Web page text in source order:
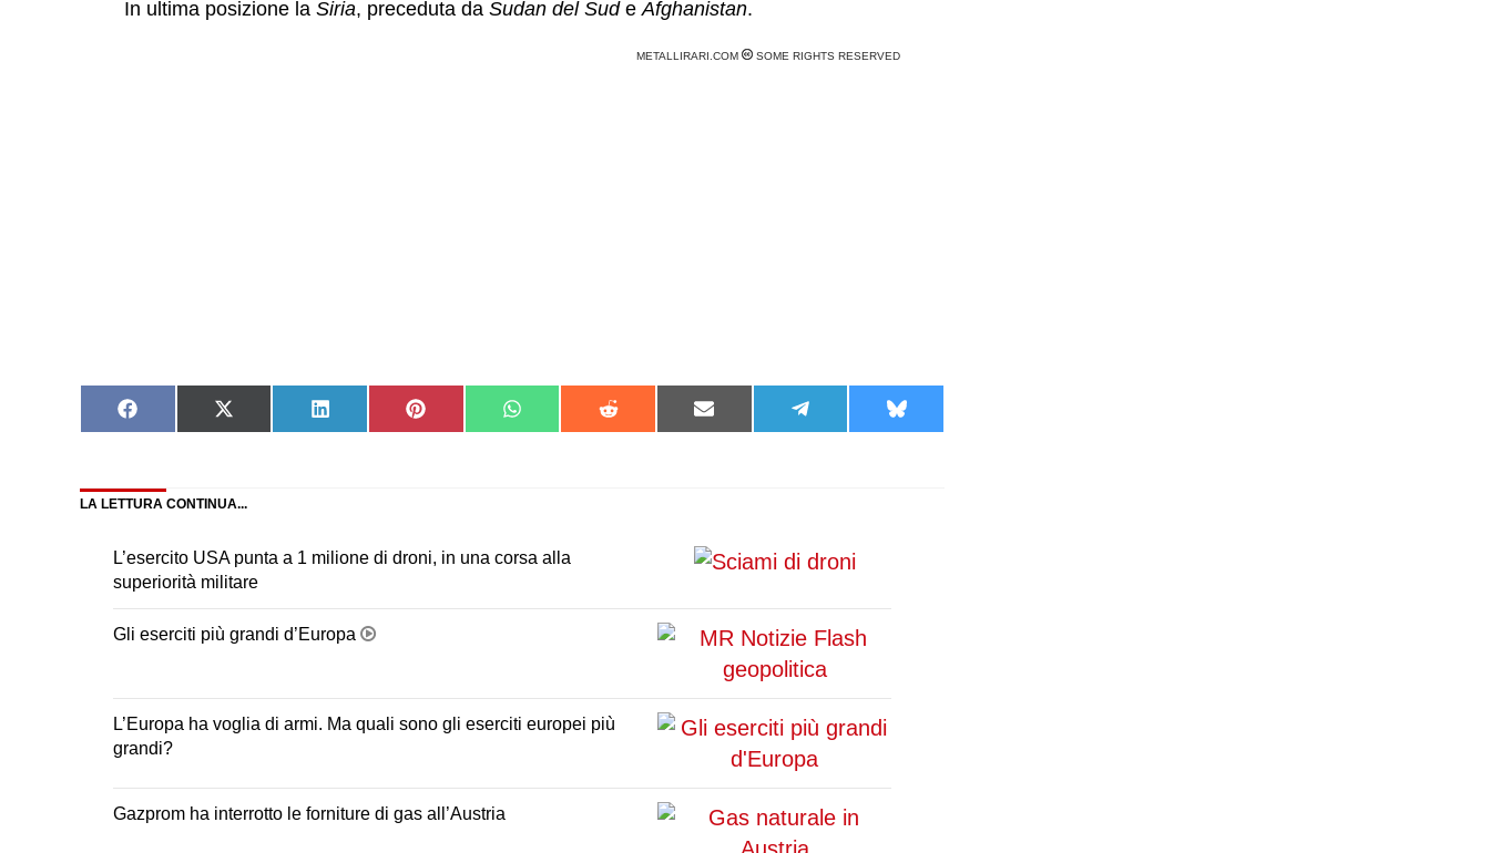
In ultima posizione la Siria, preceduta da Sudan del SudeAfghanistan.
METALLIRARI.COM SOME RIGHTS RESERVED
Share
Share
Share
Share
Share
Share
Share
Share
Share
LA LETTURA CONTINUA...
L’esercito USA punta a 1 milione di droni, in una corsa alla
superiorità militare
Gli eserciti più grandi d’Europa
L’Europa ha voglia di armi. Ma quali sono gli eserciti europei più
grandi?
Gazprom ha interrotto le forniture di gas all’Austria